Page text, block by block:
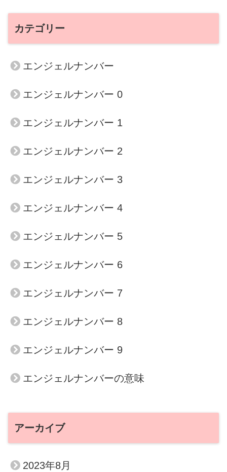
カテゴリー
エンジェルナンバー
エンジェルナンバー 0
エンジェルナンバー 1
エンジェルナンバー 2
エンジェルナンバー 3
エンジェルナンバー 4
エンジェルナンバー 5
エンジェルナンバー 6
エンジェルナンバー 7
エンジェルナンバー 8
エンジェルナンバー 9
エンジェルナンバーの意味
アーカイブ
2023年8月